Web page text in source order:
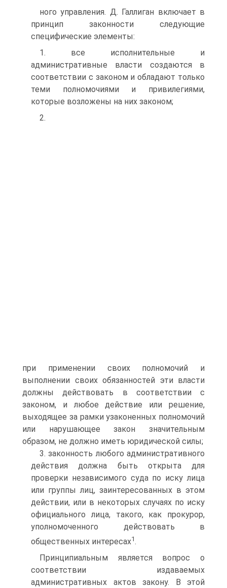
ного управления. Д. Галлиган включает в
принцип законности следующие
специфические элементы:
1. все исполнительные и
административные власти создаются в
соответствии с законом и обладают только
теми полномочиями и привилегиями,
которые возложены на них законом;
2.
при применении своих полномочий и
выполнении своих обязанностей эти власти
должны действовать в соответствии с
законом, и любое действие или решение,
выходящее за рамки узаконенных полномочий
или нарушающее закон значительным
образом, не должно иметь юридической силы;
3. законность любого административного
действия должна быть открыта для
проверки независимого суда по иску лица
или группы лиц, заинтересованных в этом
действии, или в некоторых случаях по иску
официального лица, такого, как прокурор,
уполномоченного действовать в
общественных интересах1.
Принципиальным является вопрос о
соответствии издаваемых
административных актов закону. В этой